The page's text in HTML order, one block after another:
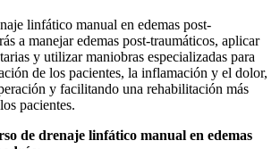
linfático manual en edemas post-
a manejar edemas post-traumáticos, aplicar
y utilizar maniobras especializadas para
de los pacientes, la inflamación y el dolor,
y facilitando una rehabilitación más
pacientes.
de drenaje linfático manual en edemas